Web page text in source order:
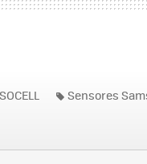
Sensores